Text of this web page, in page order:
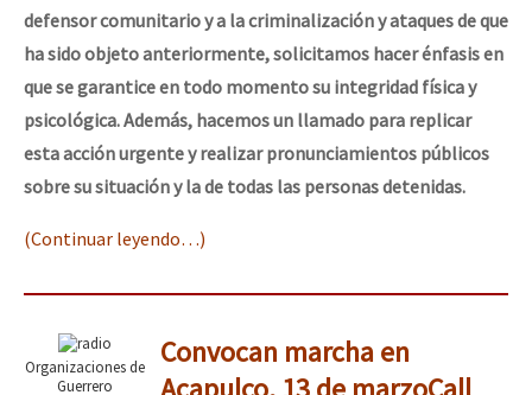
defensor comunitario y a la criminalización y ataques de que
ha sido objeto anteriormente, solicitamos hacer énfasis en
que se garantice en todo momento su integridad física y
psicológica. Además, hacemos un llamado para replicar
esta acción urgente y realizar pronunciamientos públicos
sobre su situación y la de todas las personas detenidas.
(Continuar leyendo…)
Organizaciones de
Guerrero
Convocan marcha en